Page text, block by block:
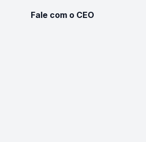
Fale com o CEO